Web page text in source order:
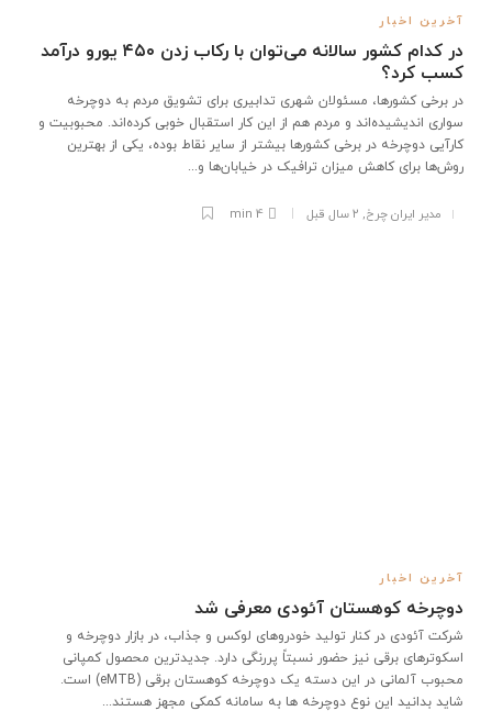
آخرین اخبار
در کدام کشور سالانه می‌توان با رکاب زدن ۴۵۰ یورو درآمد
کسب کرد؟
در برخی کشورها، مسئولان شهری تدابیری برای تشویق مردم به دوچرخه‌
سواری اندیشیده‌اند و مردم هم از این کار استقبال خوبی کرده‌اند. محبوبیت و
کارآیی دوچرخه در برخی کشورها بیشتر از سایر نقاط بوده، یکی از بهترین
روش‌ها برای کاهش میزان ترافیک در خیابان‌ها و...
مدیر ایران چرخ, ۲ سال قبل
آخرین اخبار
دوچرخه کوهستان آئودی معرفی شد
شرکت آئودی در کنار تولید خودروهای لوکس و جذاب، در بازار دوچرخه و
اسکوترهای برقی نیز حضور نسبتاً پررنگی دارد. جدیدترین محصول کمپانی
محبوب آلمانی در این دسته یک دوچرخه کوهستان برقی (eMTB) است.
شاید بدانید این نوع دوچرخه ها به سامانه کمکی مجهز هستند...